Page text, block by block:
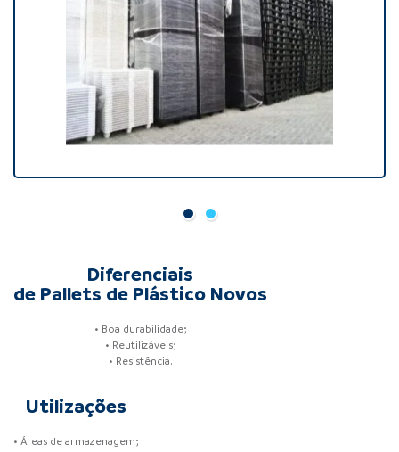
Diferenciais
de Pallets de Plástico Novos
• Boa durabilidade;
• Reutilizáveis;
• Resistência.
Utilizações
• Áreas de armazenagem;